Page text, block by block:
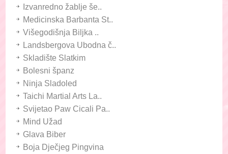
Izvanredno žablje še..
Medicinska Barbanta St..
Višegodišnja Biljka ..
Landsbergova Ubodna č..
Skladište Slatkim
Bolesni španz
Ninja Sladoled
Taichi Martial Arts La..
Svijetao Paw Cicali Pa..
Mind Užad
Glava Biber
Boja Dječjeg Pingvina